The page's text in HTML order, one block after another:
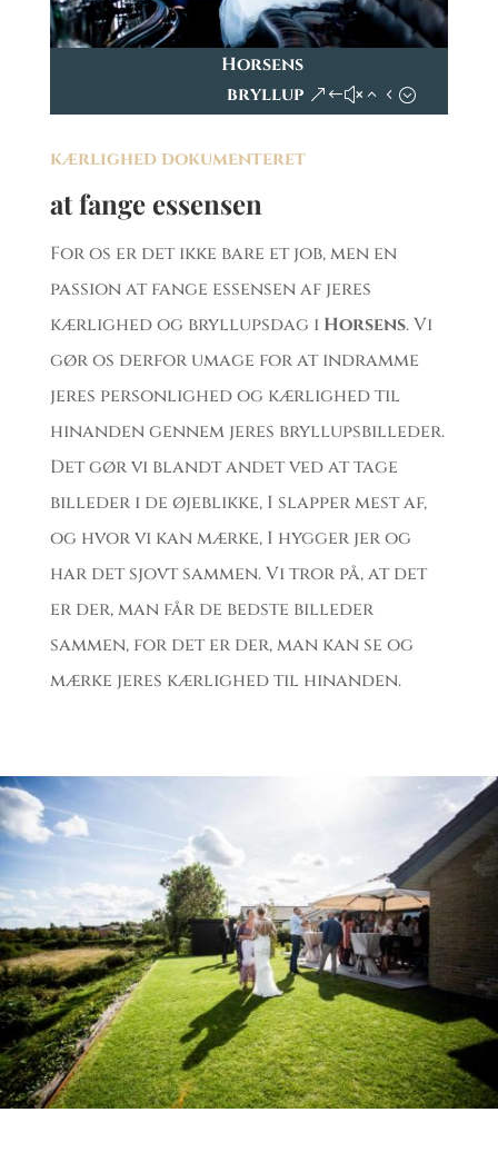
Horsens
bryllup
kærlighed dokumenteret
at fange essensen
For os er det ikke bare et job, men en
passion at fange essensen af jeres
kærlighed og bryllupsdag i Horsens. Vi
gør os derfor umage for at indramme
jeres personlighed og kærlighed til
hinanden gennem jeres bryllupsbilleder.
Det gør vi blandt andet ved at tage
billeder i de øjeblikke, I slapper mest af,
og hvor vi kan mærke, I hygger jer og
har det sjovt sammen. Vi tror på, at det
er der, man får de bedste billeder
sammen, for det er der, man kan se og
mærke jeres kærlighed til hinanden.